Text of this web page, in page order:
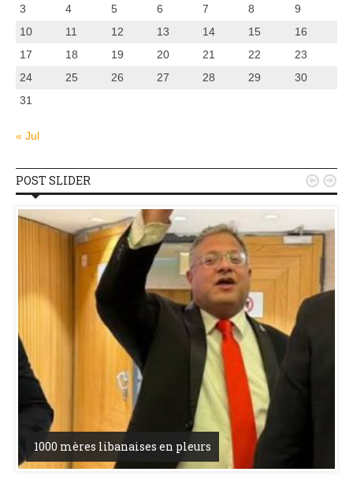
3
4 5 6 7 8
9
10
11 12 13 14 15
16
17
18 19 20 21 22
23
24
25 26 27 28 29
30
31
« Jul
POST SLIDER
1000 mères libanaises en pleurs
 